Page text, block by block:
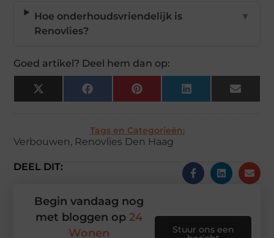
Hoe onderhoudsvriendelijk is
Renovlies?
▼
Goed artikel? Deel hem dan op:
X
(Twitter)
FacebookPinterestLinkedIn Email
Tags en Categorieën:
Verbouwen, Renovlies Den Haag
DEEL DIT:
Begin vandaag nog
met bloggen op 24
Wonen
Stuur ons een